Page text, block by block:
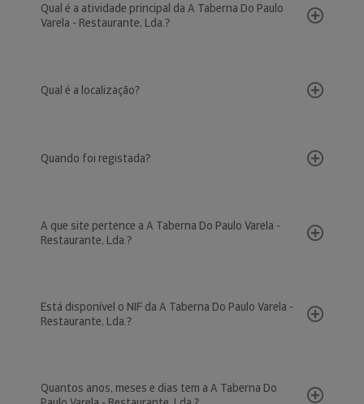
Qual é a atividade principal da A Taberna Do Paulo
Varela - Restaurante, Lda.?
Qual é a localização?
Quando foi registada?
A que site pertence a A Taberna Do Paulo Varela -
Restaurante, Lda.?
Está disponível o NIF da A Taberna Do Paulo Varela -
Restaurante, Lda.?
Quantos anos, meses e dias tem a A Taberna Do